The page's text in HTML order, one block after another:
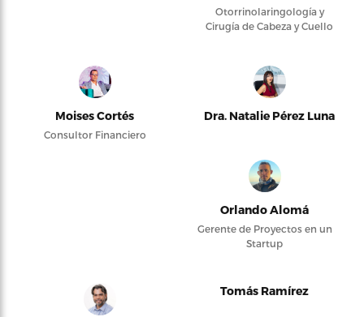
Otorrinolaringología y
Cirugía de Cabeza y Cuello
Moises Cortés
Consultor Financiero
Dra. Natalie Pérez Luna
Orlando Alomá
Gerente de Proyectos en un
Startup
Tomás Ramírez